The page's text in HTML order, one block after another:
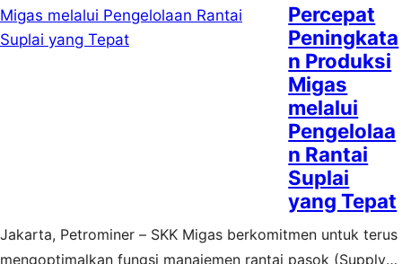
pasok hulu migas…
Percepat
Peningkata
n Produksi
Migas
melalui
Pengelolaa
n Rantai
Suplai
yang Tepat
Jakarta, Petrominer – SKK Migas berkomitmen untuk terus
mengoptimalkan fungsi manajemen rantai pasok (Supply